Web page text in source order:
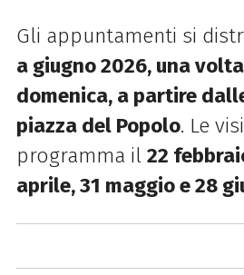
Gli appuntamenti si
a giugno 2026, una
domenica, a partire
piazza del Popolo. Le
programma il 22
aprile, 31 maggio e 28